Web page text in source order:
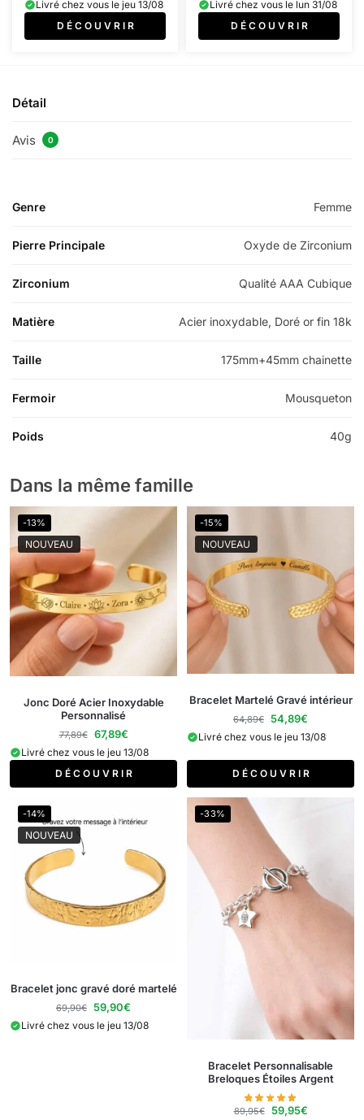
Livré chez vous le jeu 13/08
D É C O U V R I R
Livré chez vous le lun 31/08
D É C O U V R I R
Détail
Avis 0
Genre Femme
Pierre Principale Oxyde de Zirconium
Zirconium Qualité AAA Cubique
Matière Acier inoxydable, Doré or fin 18k
Taille 175mm+45mm chainette
Fermoir Mousqueton
Poids 40g
Dans la même famille
-13%
NOUVEAU
Jonc Doré Acier Inoxydable
Personnalisé
77,89€ 67,89€
Livré chez vous le jeu 13/08
D É C O U V R I R
-15%
NOUVEAU
Bracelet Martelé Gravé intérieur
64,89€ 54,89€
Livré chez vous le jeu 13/08
D É C O U V R I R
-14%
NOUVEAU
Bracelet jonc gravé doré martelé
69,90€ 59,90€
Livré chez vous le jeu 13/08
-33%
Bracelet Personnalisable
Breloques Étoiles Argent
89,95€ 59,95€